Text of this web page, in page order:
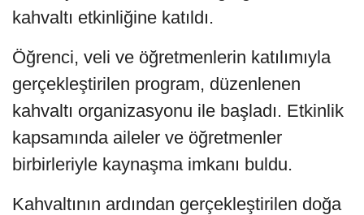
kahvaltı etkinliğine katıldı.
Öğrenci, veli ve öğretmenlerin katılımıyla
gerçekleştirilen program, düzenlenen
kahvaltı organizasyonu ile başladı. Etkinlik
kapsamında aileler ve öğretmenler
birbirleriyle kaynaşma imkanı buldu.
Kahvaltının ardından gerçekleştirilen doğa